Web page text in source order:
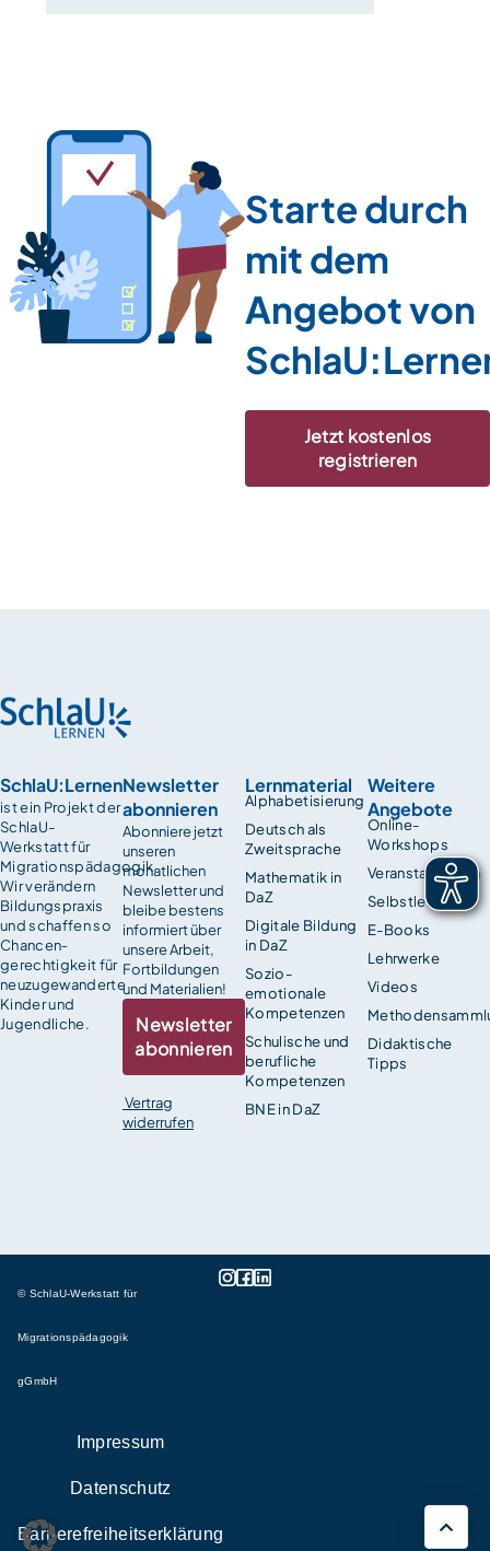
Starte durch
mit dem
Angebot von
Jetzt kostenlos
registrieren
SchlaU:Lernen
ist ein Projekt der
SchlaU-
Werkstatt für
Migrationspädagogik.
Wir verändern
Bildungspraxis
und schaffen so
Chancen­
gerechtigkeit für
neuzugewanderte
Kinder und
Jugendliche.
Lernmaterial
Alphabetisierung
Deutsch als
Zweitsprache
Mathematik in
DaZ
Digitale Bildung
in DaZ
Sozio-
emotionale
Kompetenzen
Schulische und
berufliche
Kompetenzen
BNE in DaZ
Weitere
Angebote
Online-
Workshops
Veranstaltungen
Selbstlernkurse
E-Books
Lehrwerke
Videos
Didaktische
Tipps
Newsletter
abonnieren
Abonniere jetzt
unseren
monatlichen
Newsletter und
bleibe bestens
informiert über
unsere Arbeit,
Fortbildungen
und Materialien!
Newsletter
abonnieren
Vertrag
widerrufen
© SchlaU-Werkstatt für
Migrationspädagogik
gGmbH
Impressum
Datenschutz
Barrierefreiheitserklärung